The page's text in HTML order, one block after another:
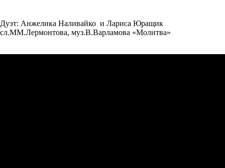
Дуэт: Анжелика Наливайко и Лариса Юращик
сл.ММ.Лермонтова, муз.В.Варламова «Молитва»